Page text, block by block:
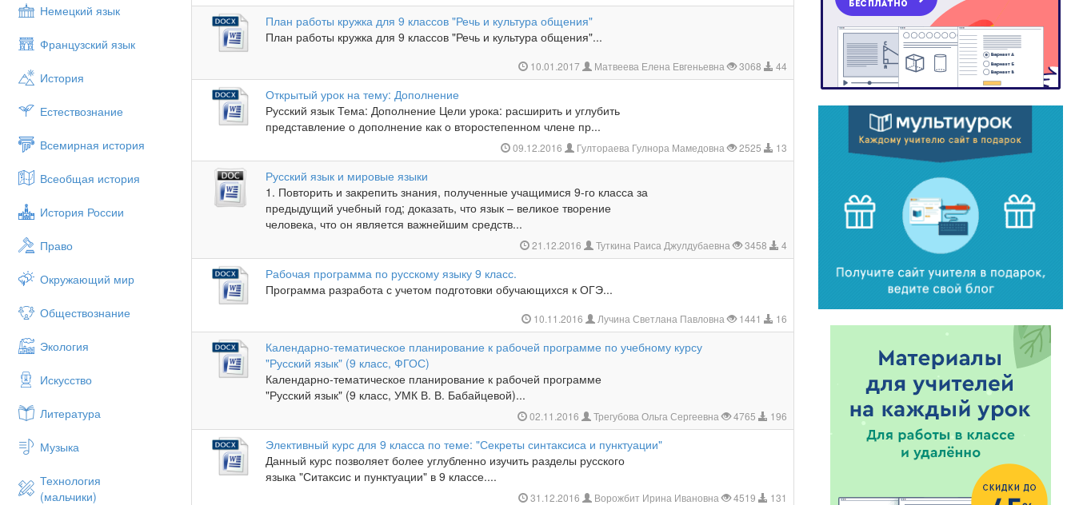
Немецкий язык
Французский язык
История
Естествознание
Всемирная история
Всеобщая история
История России
Право
Окружающий мир
Обществознание
Экология
Искусство
Литература
Музыка
Технология
(мальчики)
План работы кружка для 9 классов "Речь и культура общения"
План работы кружка для 9 классов "Речь и культура общения"...
10.01.2017 Матвеева Елена Евгеньевна 3068 44
Открытый урок на тему: Дополнение
Русский язык Тема: Дополнение Цели урока: расширить и углубить
представление о дополнение как о второстепенном члене пр...
09.12.2016 Гултораева Гулнора Мамедовна 2525 13
Русский язык и мировые языки
1. Повторить и закрепить знания, полученные учащимися 9-го класса за
предыдущий учебный год; доказать, что язык – великое творение
человека, что он является важнейшим средств...
21.12.2016 Туткина Раиса Джулдубаевна 3458 4
Рабочая программа по русскому языку 9 класс.
Программа разработа с учетом подготовки обучающихся к ОГЭ...
10.11.2016 Лучина Светлана Павловна 1441 16
Календарно-тематическое планирование к рабочей программе по учебному курсу
"Русский язык" (9 класс, ФГОС)
Календарно-тематическое планирование к рабочей программе
"Русский язык" (9 класс, УМК В. В. Бабайцевой)...
02.11.2016 Трегубова Ольга Сергеевна 4765 196
Элективный курс для 9 класса по теме: "Секреты синтаксиса и пунктуации"
Данный курс позволяет более углубленно изучить разделы русского
языка "Ситаксис и пунктуации" в 9 классе....
31.12.2016 Ворожбит Ирина Ивановна 4519 131